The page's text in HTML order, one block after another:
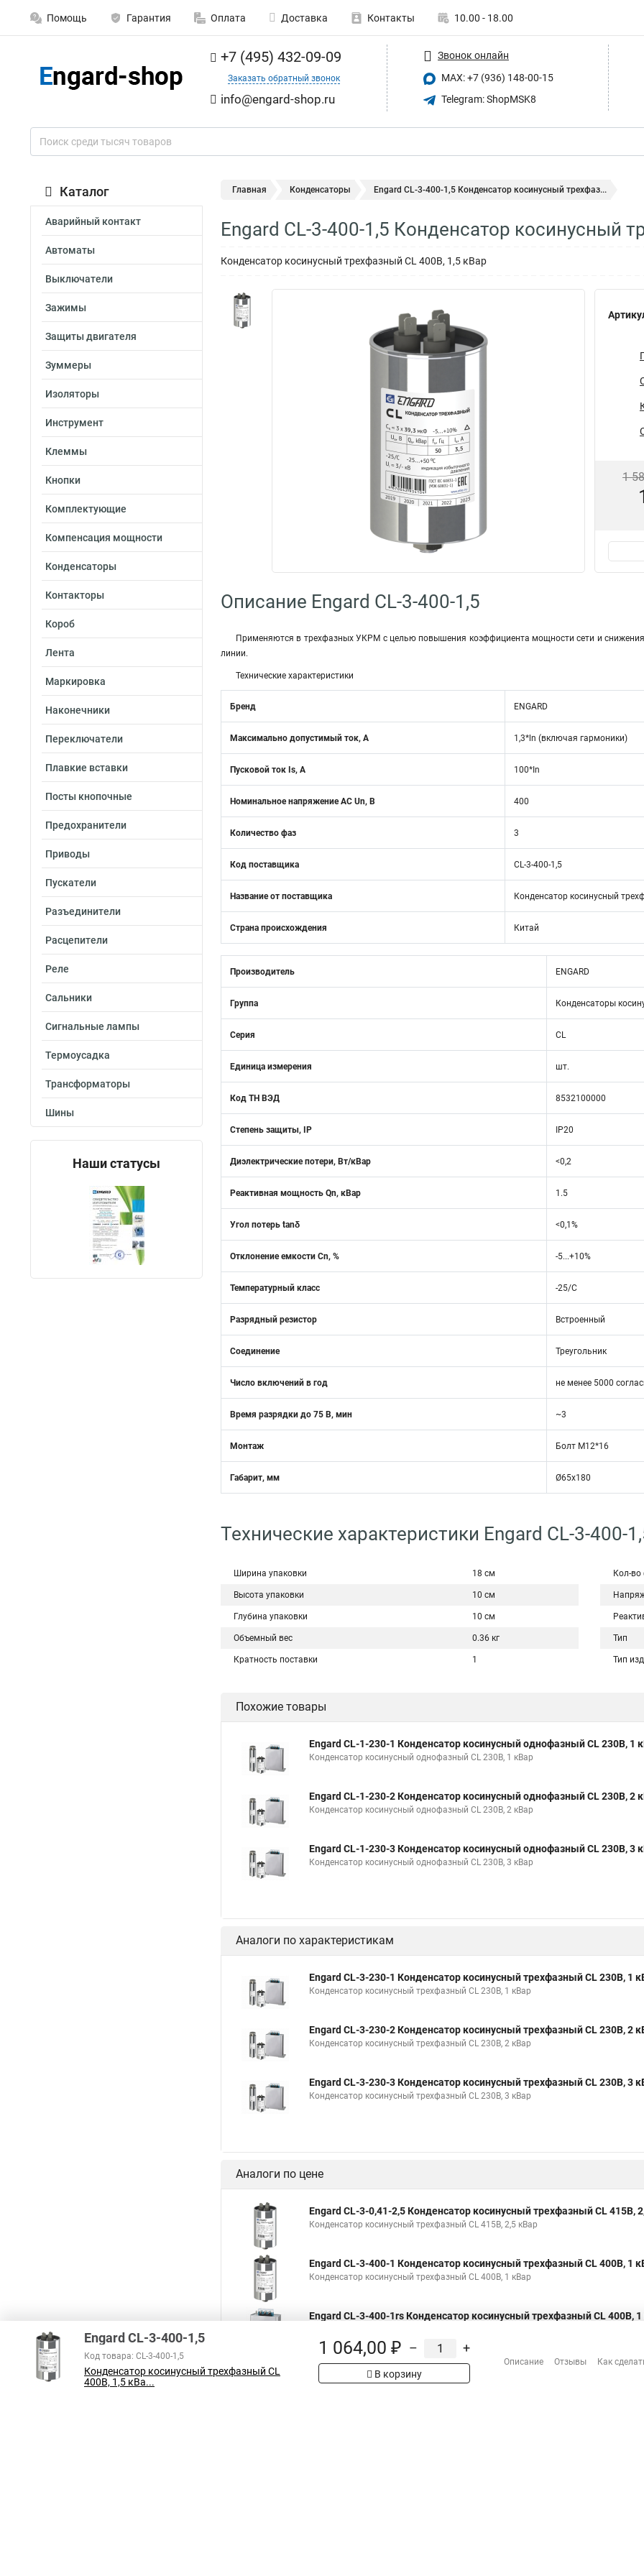
Помощь Гарантия Оплата Доставка Контакты 10.00 - 18.00
+7 (495) 432-09-09
Заказать обратный звонок
info@engard-shop.ru
Звонок онлайн
MAX: +7 (936) 148-00-15
Telegram: ShopMSK8
Каталог
Аварийный контакт
Автоматы
Выключатели
Зажимы
Защиты двигателя
Зуммеры
Изоляторы
Инструмент
Клеммы
Кнопки
Комплектующие
Компенсация мощности
Конденсаторы
Контакторы
Короб
Лента
Маркировка
Наконечники
Переключатели
Плавкие вставки
Посты кнопочные
Предохранители
Приводы
Пускатели
Разъединители
Расцепители
Реле
Сальники
Сигнальные лампы
Термоусадка
Трансформаторы
Шины
Наши статусы
Главная Конденсаторы Engard CL-3-400-1,5 Конденсатор косинусный трехфаз...
Engard CL-3-400-1,5 Конденсатор косинусный
Конденсатор косинусный трехфазный CL 400В, 1,5 кВар
1
Описание Engard CL-3-400-1,5
Применяются в трехфазных УКРМ с целью повышения коэффициента мощности сети и
линии.
Технические характеристики
Бренд ENGARD
Максимально допустимый ток, А 1,3*ln (включая гармоники)
Пусковой ток Is, А 100*In
Номинальное напряжение АС Un, В 400
Количество фаз 3
Код поставщика CL-3-400-1,5
Название от поставщика Конденсатор косинусный
Страна происхождения Китай
Производитель ENGARD
Группа Конденсаторы
Серия CL
Единица измерения шт.
Код ТН ВЭД 8532100000
Степень защиты, IP IP20
Диэлектрические потери, Вт/кВар <0,2
Реактивная мощность Qn, кВар 1.5
Угол потерь tanδ <0,1%
Отклонение емкости Cn, % -5...+10%
Температурный класс -25/С
Разрядный резистор Встроенный
Соединение Треугольник
Число включений в год не менее 5000
Время разрядки до 75 В, мин ~3
Монтаж Болт М12*16
Габарит, мм Ø65х180
Технические характеристики Engard CL-3-400-
Ширина упаковки 18 см
Высота упаковки 10 см
Глубина упаковки 10 см
Объемный вес 0.36 кг
Кратность поставки 1
Кол-во
Тип
Тип
Похожие товары
Engard CL-1-230-1 Конденсатор косинусный однофазный CL 230В, 1
Конденсатор косинусный однофазный CL 230В, 1 кВар
Engard CL-1-230-2 Конденсатор косинусный однофазный CL 230В, 2
Конденсатор косинусный однофазный CL 230В, 2 кВар
Engard CL-1-230-3 Конденсатор косинусный однофазный CL 230В, 3
Конденсатор косинусный однофазный CL 230В, 3 кВар
Аналоги по характеристикам
Engard CL-3-230-1 Конденсатор косинусный трехфазный CL 230В, 1
Конденсатор косинусный трехфазный CL 230В, 1 кВар
Engard CL-3-230-2 Конденсатор косинусный трехфазный CL 230В, 2
Конденсатор косинусный трехфазный CL 230В, 2 кВар
Engard CL-3-230-3 Конденсатор косинусный трехфазный CL 230В, 3
Конденсатор косинусный трехфазный CL 230В, 3 кВар
Аналоги по цене
Engard CL-3-0,41-2,5 Конденсатор косинусный трехфазный CL 415В,
Конденсатор косинусный трехфазный CL 415В, 2,5 кВар
Engard CL-3-400-1 Конденсатор косинусный трехфазный CL 400В, 1
Конденсатор косинусный трехфазный CL 400В, 1 кВар
Engard CL-3-400-1rs Конденсатор косинусный трехфазный CL 400В,
Engard CL-3-400-1,5
Код товара: CL-3-400-1,5
Конденсатор косинусный трехфазный CL
400В, 1,5 кВа...
1 064,00 ₽ – +
В корзину
Описание Отзывы Как